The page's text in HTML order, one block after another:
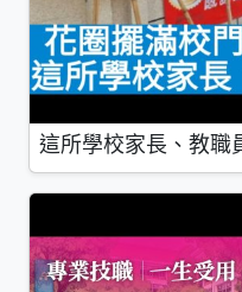
這所學校家長、教職